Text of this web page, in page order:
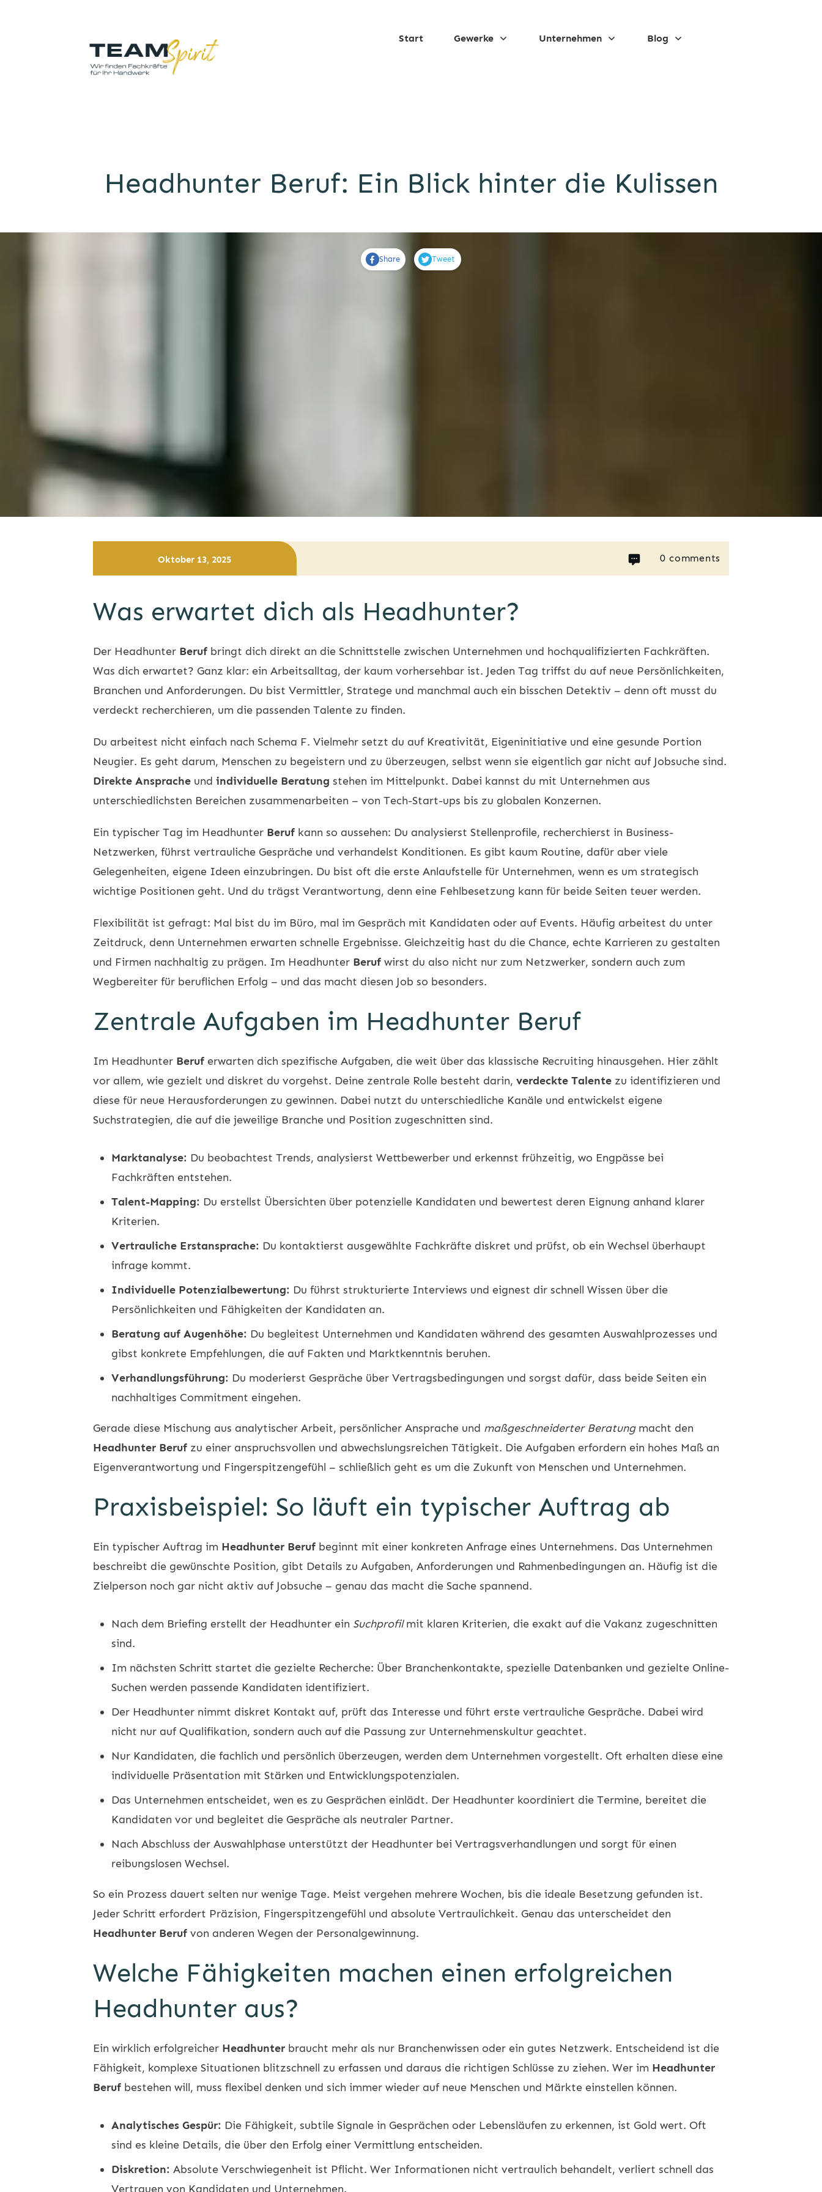
Start Gewerke Unternehmen Blog
Headhunter Beruf: Ein Blick hinter die Kulissen
Share Tweet
Oktober 13, 2025 0 comments
Was erwartet dich als Headhunter?
Der Headhunter Beruf bringt dich direkt an die Schnittstelle zwischen Unternehmen und hochqualifizierten Fachkräften.
Was dich erwartet? Ganz klar: ein Arbeitsalltag, der kaum vorhersehbar ist. Jeden Tag triffst du auf neue Persönlichkeiten,
Branchen und Anforderungen. Du bist Vermittler, Stratege und manchmal auch ein bisschen Detektiv – denn oft musst du
verdeckt recherchieren, um die passenden Talente zu finden.
Du arbeitest nicht einfach nach Schema F. Vielmehr setzt du auf Kreativität, Eigeninitiative und eine gesunde Portion
Neugier. Es geht darum, Menschen zu begeistern und zu überzeugen, selbst wenn sie eigentlich gar nicht auf Jobsuche sind.
Direkte Ansprache und individuelle Beratung stehen im Mittelpunkt. Dabei kannst du mit Unternehmen aus
unterschiedlichsten Bereichen zusammenarbeiten – von Tech-Start-ups bis zu globalen Konzernen.
Ein typischer Tag im Headhunter Beruf kann so aussehen: Du analysierst Stellenprofile, recherchierst in Business-
Netzwerken, führst vertrauliche Gespräche und verhandelst Konditionen. Es gibt kaum Routine, dafür aber viele
Gelegenheiten, eigene Ideen einzubringen. Du bist oft die erste Anlaufstelle für Unternehmen, wenn es um strategisch
wichtige Positionen geht. Und du trägst Verantwortung, denn eine Fehlbesetzung kann für beide Seiten teuer werden.
Flexibilität ist gefragt: Mal bist du im Büro, mal im Gespräch mit Kandidaten oder auf Events. Häufig arbeitest du unter
Zeitdruck, denn Unternehmen erwarten schnelle Ergebnisse. Gleichzeitig hast du die Chance, echte Karrieren zu gestalten
und Firmen nachhaltig zu prägen. Im Headhunter Beruf wirst du also nicht nur zum Netzwerker, sondern auch zum
Wegbereiter für beruflichen Erfolg – und das macht diesen Job so besonders.
Zentrale Aufgaben im Headhunter Beruf
Im Headhunter Beruf erwarten dich spezifische Aufgaben, die weit über das klassische Recruiting hinausgehen. Hier zählt
vor allem, wie gezielt und diskret du vorgehst. Deine zentrale Rolle besteht darin, verdeckte Talente zu identifizieren und
diese für neue Herausforderungen zu gewinnen. Dabei nutzt du unterschiedliche Kanäle und entwickelst eigene
Suchstrategien, die auf die jeweilige Branche und Position zugeschnitten sind.
Marktanalyse: Du beobachtest Trends, analysierst Wettbewerber und erkennst frühzeitig, wo Engpässe bei
Fachkräften entstehen.
Talent-Mapping: Du erstellst Übersichten über potenzielle Kandidaten und bewertest deren Eignung anhand klarer
Kriterien.
Vertrauliche Erstansprache: Du kontaktierst ausgewählte Fachkräfte diskret und prüfst, ob ein Wechsel überhaupt
infrage kommt.
Individuelle Potenzialbewertung: Du führst strukturierte Interviews und eignest dir schnell Wissen über die
Persönlichkeiten und Fähigkeiten der Kandidaten an.
Beratung auf Augenhöhe: Du begleitest Unternehmen und Kandidaten während des gesamten Auswahlprozesses und
gibst konkrete Empfehlungen, die auf Fakten und Marktkenntnis beruhen.
Verhandlungsführung: Du moderierst Gespräche über Vertragsbedingungen und sorgst dafür, dass beide Seiten ein
nachhaltiges Commitment eingehen.
Gerade diese Mischung aus analytischer Arbeit, persönlicher Ansprache und maßgeschneiderter Beratungmacht den
Headhunter Beruf zu einer anspruchsvollen und abwechslungsreichen Tätigkeit. Die Aufgaben erfordern ein hohes Maß an
Eigenverantwortung und Fingerspitzengefühl – schließlich geht es um die Zukunft von Menschen und Unternehmen.
Praxisbeispiel: So läuft ein typischer Auftrag ab
Ein typischer Auftrag im Headhunter Beruf beginnt mit einer konkreten Anfrage eines Unternehmens. Das Unternehmen
beschreibt die gewünschte Position, gibt Details zu Aufgaben, Anforderungen und Rahmenbedingungen an. Häufig ist die
Zielperson noch gar nicht aktiv auf Jobsuche – genau das macht die Sache spannend.
Nach dem Briefing erstellt der Headhunter ein Suchprofilmit klaren Kriterien, die exakt auf die Vakanz zugeschnitten
sind.
Im nächsten Schritt startet die gezielte Recherche: Über Branchenkontakte, spezielle Datenbanken und gezielte Online-
Suchen werden passende Kandidaten identifiziert.
Der Headhunter nimmt diskret Kontakt auf, prüft das Interesse und führt erste vertrauliche Gespräche. Dabei wird
nicht nur auf Qualifikation, sondern auch auf die Passung zur Unternehmenskultur geachtet.
Nur Kandidaten, die fachlich und persönlich überzeugen, werden dem Unternehmen vorgestellt. Oft erhalten diese eine
individuelle Präsentation mit Stärken und Entwicklungspotenzialen.
Das Unternehmen entscheidet, wen es zu Gesprächen einlädt. Der Headhunter koordiniert die Termine, bereitet die
Kandidaten vor und begleitet die Gespräche als neutraler Partner.
Nach Abschluss der Auswahlphase unterstützt der Headhunter bei Vertragsverhandlungen und sorgt für einen
reibungslosen Wechsel.
So ein Prozess dauert selten nur wenige Tage. Meist vergehen mehrere Wochen, bis die ideale Besetzung gefunden ist.
Jeder Schritt erfordert Präzision, Fingerspitzengefühl und absolute Vertraulichkeit. Genau das unterscheidet den
Headhunter Beruf von anderen Wegen der Personalgewinnung.
Welche Fähigkeiten machen einen erfolgreichen
Headhunter aus?
Ein wirklich erfolgreicher Headhunter braucht mehr als nur Branchenwissen oder ein gutes Netzwerk. Entscheidend ist die
Fähigkeit, komplexe Situationen blitzschnell zu erfassen und daraus die richtigen Schlüsse zu ziehen. Wer im Headhunter
Beruf bestehen will, muss flexibel denken und sich immer wieder auf neue Menschen und Märkte einstellen können.
Analytisches Gespür: Die Fähigkeit, subtile Signale in Gesprächen oder Lebensläufen zu erkennen, ist Gold wert. Oft
sind es kleine Details, die über den Erfolg einer Vermittlung entscheiden.
Diskretion: Absolute Verschwiegenheit ist Pflicht. Wer Informationen nicht vertraulich behandelt, verliert schnell das
Vertrauen von Kandidaten und Unternehmen.